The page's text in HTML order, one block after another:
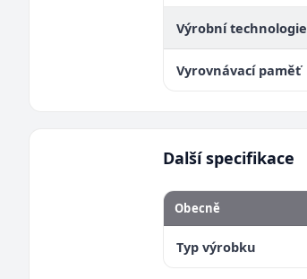
Výrobní technologie
Vyrovnávací paměť
Další specifikace
Obecně
Typ výrobku